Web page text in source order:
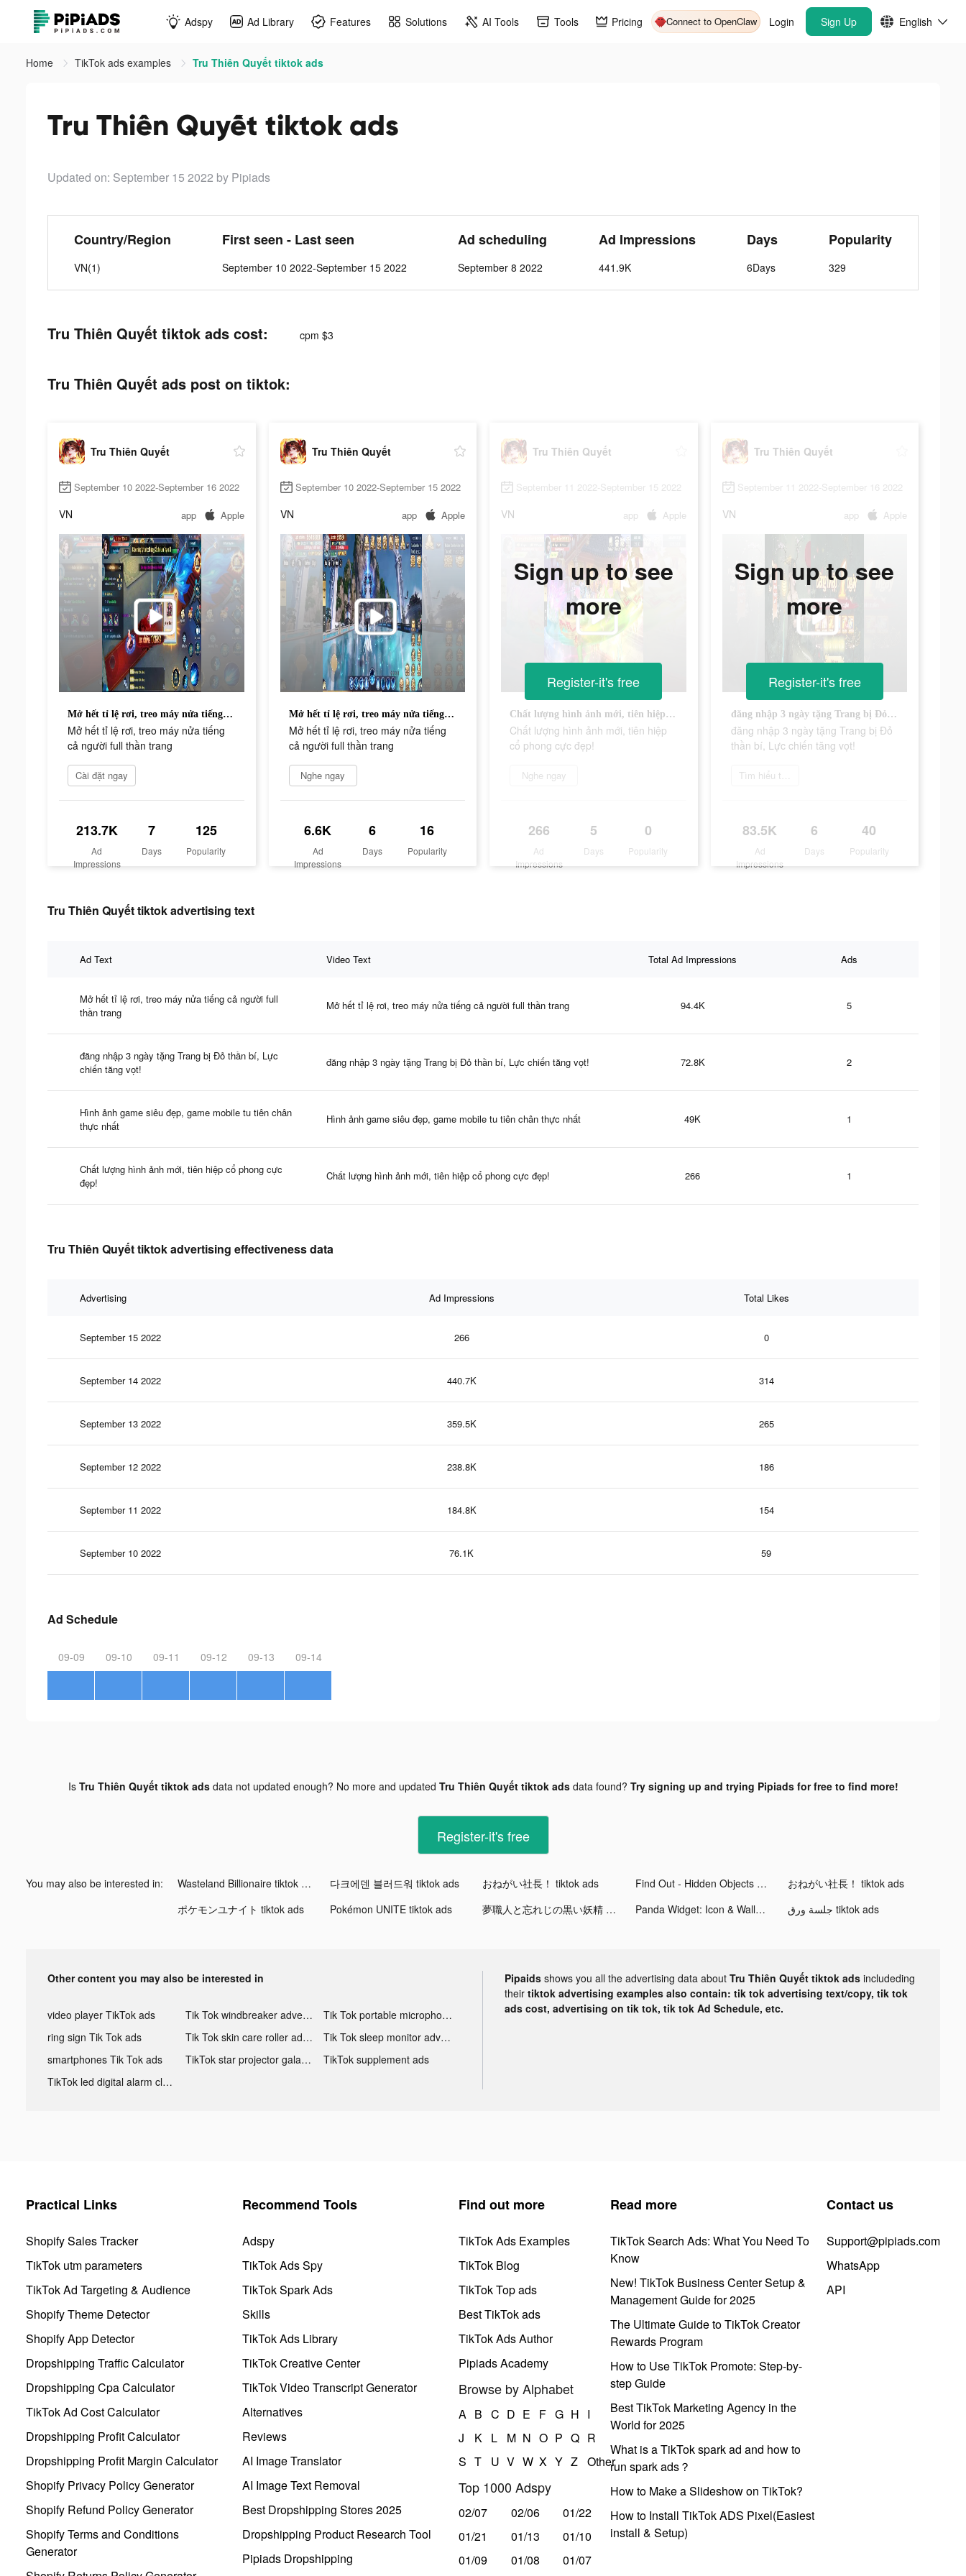
Adspy Ad Library Features Solutions AI Tools Tools Pricing Connect to OpenClaw Login Sign Up English
Home TikTok ads examples Tru Thiên Quyết tiktok ads
Tru Thiên Quyết tiktok ads
Updated on: September 15 2022 by Pipiads
Country/Region
VN(1)
First seen - Last seen
September 10 2022-September 15 2022
Ad scheduling
September 8 2022
Ad Impressions
441.9K
Days
6Days
Popularity
329
Tru Thiên Quyết tiktok ads cost: cpm $3
Tru Thiên Quyết ads post on tiktok:
Tru Thiên Quyết
September 10 2022-September 16 2022
VN app Apple
Mở hết tỉ lệ rơi, treo máy nửa tiếng cả người full thần trang
Mở hết tỉ lệ rơi, treo máy nửa tiếng
cả người full thần trang
Cài đặt ngay
213.7K
Ad
Impressions
7
Days
125
Popularity
Tru Thiên Quyết
September 10 2022-September 15 2022
VN app Apple
Mở hết tỉ lệ rơi, treo máy nửa tiếng cả người full thần trang
Mở hết tỉ lệ rơi, treo máy nửa tiếng
cả người full thần trang
Nghe ngay
6.6K
Ad
Impressions
6
Days
16
Popularity
Tru Thiên Quyết
September 11 2022-September 15 2022
VN app Apple
Chất lượng hình ảnh mới, tiên hiệp cổ phong cực đẹp!
Chất lượng hình ảnh mới, tiên hiệp
cổ phong cực đẹp!
Nghe ngay
266
Ad
Impressions
5
Days
0
Popularity
Sign up to see
more
Register-it's free
Tru Thiên Quyết
September 11 2022-September 16 2022
VN app Apple
đăng nhập 3 ngày tặng Trang bị Đỏ thần bí, Lực chiến tăng vọt!
đăng nhập 3 ngày tặng Trang bị Đỏ
thần bí, Lực chiến tăng vọt!
Tìm hiểu thêm
83.5K
Ad
Impressions
6
Days
40
Popularity
Sign up to see
more
Register-it's free
Tru Thiên Quyết tiktok advertising text
Ad Text Video Text Total Ad Impressions Ads
Mở hết tỉ lệ rơi, treo máy nửa tiếng cả người full
thần trang
Mở hết tỉ lệ rơi, treo máy nửa tiếng cả người full thần trang 94.4K 5
đăng nhập 3 ngày tặng Trang bị Đỏ thần bí, Lực
chiến tăng vọt!
đăng nhập 3 ngày tặng Trang bị Đỏ thần bí, Lực chiến tăng vọt! 72.8K 2
Hình ảnh game siêu đẹp, game mobile tu tiên chân
thực nhất
Hình ảnh game siêu đẹp, game mobile tu tiên chân thực nhất 49K 1
Chất lượng hình ảnh mới, tiên hiệp cổ phong cực
đẹp!
Chất lượng hình ảnh mới, tiên hiệp cổ phong cực đẹp! 266 1
Tru Thiên Quyết tiktok advertising effectiveness data
Advertising Ad Impressions Total Likes
September 15 2022 266 0
September 14 2022 440.7K 314
September 13 2022 359.5K 265
September 12 2022 238.8K 186
September 11 2022 184.8K 154
September 10 2022 76.1K 59
Ad Schedule
09-09 09-10 09-11 09-12 09-13 09-14
Is Tru Thiên Quyết tiktok adsdata not updated enough? No more and updated Tru Thiên Quyết tiktok adsdata found? Try signing up and trying Pipiads for free to find more!
Register-it's free
You may also be interested in: Wasteland Billionaire tiktok ads 다크에덴 블러드워 tiktok ads おねがい社長！ tiktok ads Find Out - Hidden Objects tiktok ads
おねがい社長！ tiktok ads
ポケモンユナイト tiktok ads
Pokémon UNITE tiktok ads 夢職人と忘れじの黒い妖精 tiktok ads Panda Widget: Icon & Wallpaper tiktok ads جلسة ورق tiktok ads
Other content you may also be interested in
video player TikTok ads Tik Tok windbreaker advertising
Tik Tok portable microphone advertising
ring sign Tik Tok ads
Tik Tok skin care roller advertising
Tik Tok sleep monitor advertising
smartphones Tik Tok ads
TikTok star projector galaxy night light bluetooth ads
TikTok supplement ads
TikTok led digital alarm clock ads
Pipaids shows you all the advertising data about Tru Thiên Quyết tiktok ads includeding
their tiktok advertising examples also contain: tik tok advertising text/copy, tik tok
ads cost, advertising on tik tok, tik tok Ad Schedule, etc.
Practical Links
Shopify Sales Tracker
TikTok utm parameters
TikTok Ad Targeting & Audience
Shopify Theme Detector
Shopify App Detector
Dropshipping Traffic Calculator
Dropshipping Cpa Calculator
TikTok Ad Cost Calculator
Dropshipping Profit Calculator
Dropshipping Profit Margin Calculator
Shopify Privacy Policy Generator
Shopify Refund Policy Generator
Shopify Terms and Conditions
Generator
Recommend Tools
Adspy
TikTok Ads Spy
TikTok Spark Ads
Skills
TikTok Ads Library
TikTok Creative Center
TikTok Video Transcript Generator
Alternatives
Reviews
AI Image Translator
AI Image Text Removal
Best Dropshipping Stores 2025
Dropshipping Product Research Tool
Pipiads Dropshipping
Find out more
TikTok Ads Examples
TikTok Blog
TikTok Top ads
Best TikTok ads
TikTok Ads Author
Pipiads Academy
Browse by Alphabet
A B C D E F G H I
J
K L M N O P Q R
S T U V W X Y Z Other
Top 1000 Adspy
02/07 02/06
01/22
01/21
01/13
01/10
01/09
01/08 01/07
Read more
TikTok Search Ads: What You Need To
Know
New! TikTok Business Center Setup &
Management Guide for 2025
The Ultimate Guide to TikTok Creator
Rewards Program
How to Use TikTok Promote: Step-by-
step Guide
Best TikTok Marketing Agency in the
World for 2025
What is a TikTok spark ad and how to
run spark ads？
How to Make a Slideshow on TikTok?
How to Install TikTok ADS Pixel(Easiest
install & Setup)
Contact us
Support@pipiads.com
WhatsApp
API